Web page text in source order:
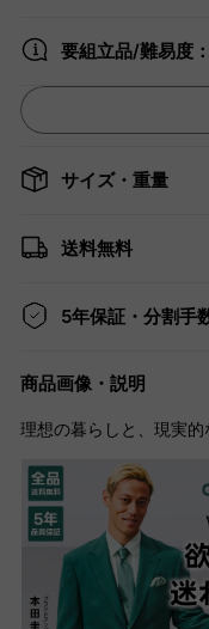
要組立品/難易度
サイズ・重量
送料無料
5年保証・分割手
商品画像・説明
理想の暮らしと、現実